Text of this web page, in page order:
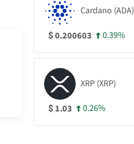
Cardano (ADA)
$0.200603 0.39%
XRP (XRP)
$ 1.03 0.26%